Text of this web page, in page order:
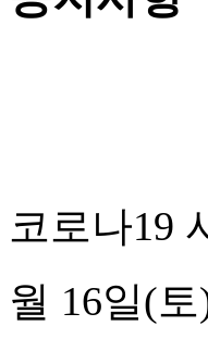
코로나19
월 16일(토